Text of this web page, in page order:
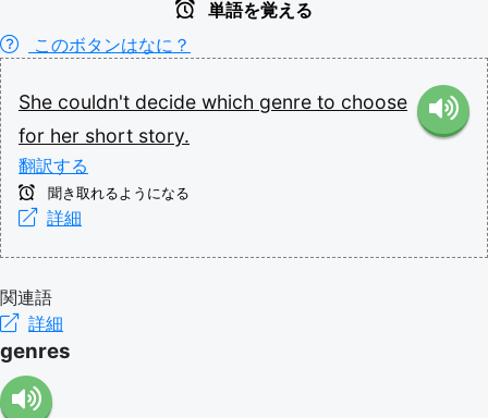
単語を覚える
このボタンはなに？
She couldn't decide which genre to choose
for her short story.
翻訳する
聞き取れるようになる
詳細
関連語
詳細
genres